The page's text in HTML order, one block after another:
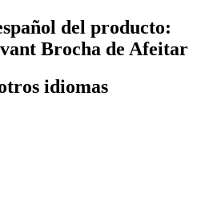
del producto:
Brocha de Afeitar
idiomas